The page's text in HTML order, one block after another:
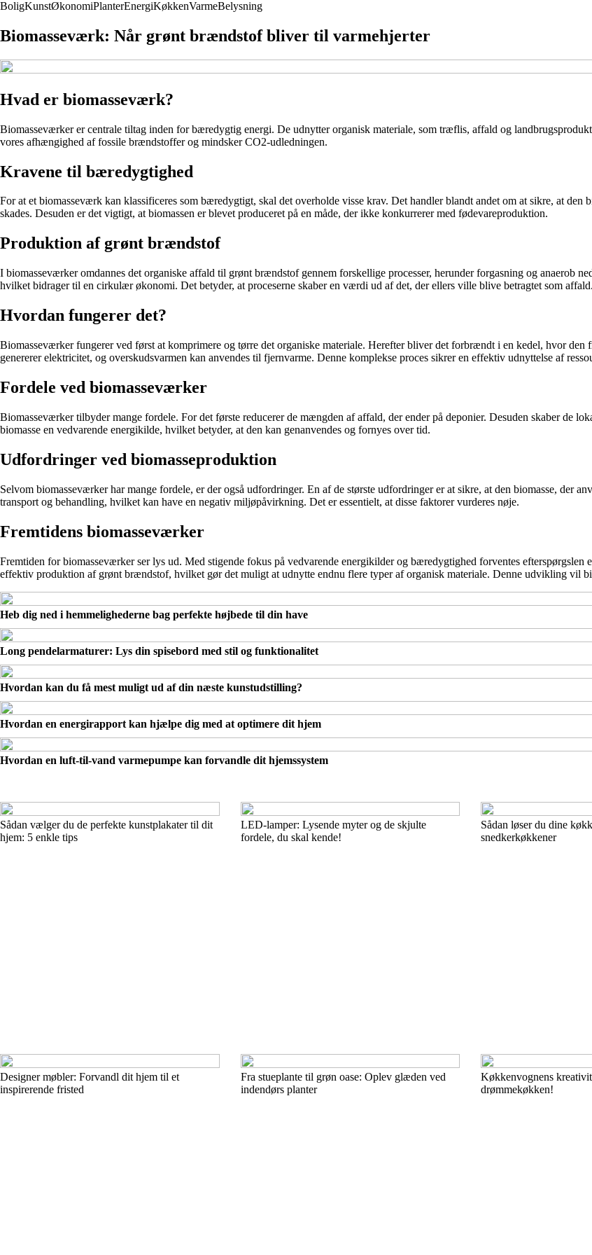
BoligKunstØkonomiPlanterEnergiKøkkenVarmeBelysning
Biomasseværk: Når grønt brændstof bliver til varmehjerter
Hvad er biomasseværk?
Biomasseværker er centrale tiltag inden for bæredygtig energi. De udnytter organisk materiale, som træflis, affald og
vores afhængighed af fossile brændstoffer og mindsker CO2-udledningen.
Kravene til bæredygtighed
For at et biomasseværk kan klassificeres som bæredygtigt, skal det overholde visse krav. Det handler blandt andet om at sikre, at den
skades. Desuden er det vigtigt, at biomassen er blevet produceret på en måde, der ikke konkurrerer med fødevareproduktion.
Produktion af grønt brændstof
I biomasseværker omdannes det organiske affald til grønt brændstof gennem forskellige processer, herunder forgasning og anaerob
hvilket bidrager til en cirkulær økonomi. Det betyder, at proceserne skaber en værdi ud af det, der ellers ville blive betragtet som affald.
Hvordan fungerer det?
Biomasseværker fungerer ved først at komprimere og tørre det organiske materiale. Herefter bliver det forbrændt i en kedel, hvor
genererer elektricitet, og overskudsvarmen kan anvendes til fjernvarme. Denne komplekse proces sikrer en effektiv udnyttelse af
Fordele ved biomasseværker
Biomasseværker tilbyder mange fordele. For det første reducerer de mængden af affald, der ender på deponier. Desuden skaber de
biomasse en vedvarende energikilde, hvilket betyder, at den kan genanvendes og fornyes over tid.
Udfordringer ved biomasseproduktion
Selvom biomasseværker har mange fordele, er der også udfordringer. En af de største udfordringer er at sikre, at den biomasse, der
transport og behandling, hvilket kan have en negativ miljøpåvirkning. Det er essentielt, at disse faktorer vurderes nøje.
Fremtidens biomasseværker
Fremtiden for biomasseværker ser lys ud. Med stigende fokus på vedvarende energikilder og bæredygtighed forventes
effektiv produktion af grønt brændstof, hvilket gør det muligt at udnytte endnu flere typer af organisk materiale. Denne udvikling vil
Heb dig ned i hemmelighederne bag perfekte højbede til din have
Long pendelarmaturer: Lys din spisebord med stil og funktionalitet
Hvordan kan du få mest muligt ud af din næste kunstudstilling?
Hvordan en energirapport kan hjælpe dig med at optimere dit hjem
Hvordan en luft-til-vand varmepumpe kan forvandle dit hjemssystem
Sådan vælger du de perfekte kunstplakater til dit
hjem: 5 enkle tips
LED-lamper: Lysende myter og de skjulte
fordele, du skal kende!
Sådan løser du dine
snedkerkøkkener
Designer møbler: Forvandl dit hjem til et
inspirerende fristed
Fra stueplante til grøn oase: Oplev glæden ved
indendørs planter
Køkkenvognens
drømmekøkken!